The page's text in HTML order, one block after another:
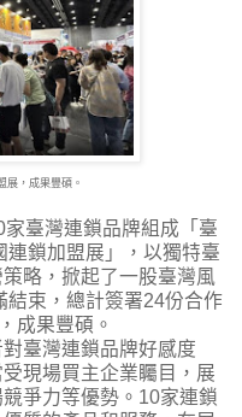
展，成果豐碩。
臺灣連鎖品牌組成「臺
連鎖加盟展」，以獨特臺
略，掀起了一股臺灣風
結束，總計簽署24份合作
成果豐碩。
臺灣連鎖品牌好感度
現場買主企業矚目，展
爭力等優勢。10家連鎖